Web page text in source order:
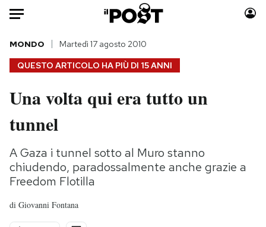
Auto
HOME
Italia
Politica
Tecnologia
Internet
Scienza
Cultura
Economia
Moda
Storie/Idee
Ok Boomer!
QUESTO ARTICOLO HA PIÙ DI 15 ANNI
MONDO Martedì 17 agosto 2010
Una volta qui era tutto un
tunnel
A Gaza i tunnel sotto al Muro stanno
chiudendo, paradossalmente anche grazie a
Freedom Flotilla
di Giovanni Fontana